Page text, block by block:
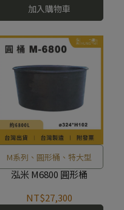
加入購物車
M系列、圓形桶、特大型
泓米 M6800 圓形桶
NT$27,300